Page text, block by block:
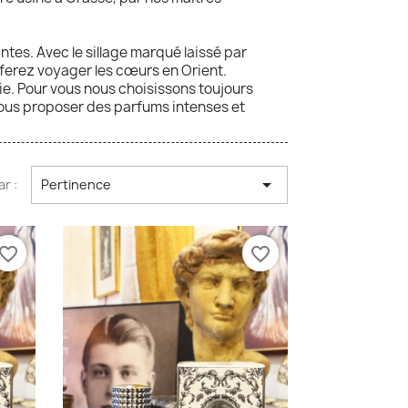
Avec le sillage marqué laissé par
voyager les cœurs en Orient.
Pour vous nous choisissons toujours
proposer des parfums intenses et
: Pertinence 
favorite_border favorite_border